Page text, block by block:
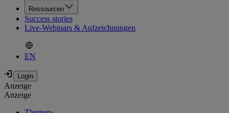
Ressourcen
Success stories
Live-Webinars & Aufzeichnungen
EN
Anzeige
Anzeige